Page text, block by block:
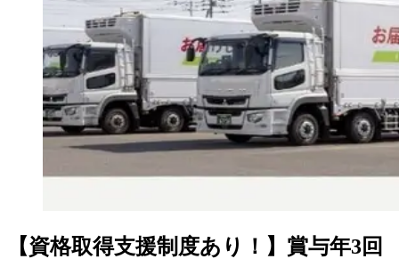
【資格取得支援制度あり！】賞与年3回